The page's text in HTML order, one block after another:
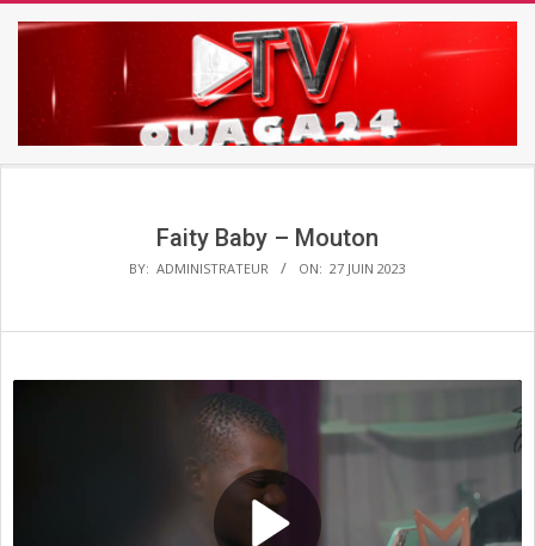
Skip
TV
OUAGA24Faity Baby – Mouton
BY: ADMINISTRATEUR ON: 27 JUIN 2023